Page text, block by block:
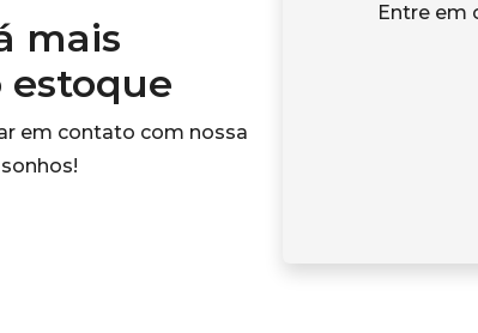
mais
estoque
em contato com nossa
Entre em